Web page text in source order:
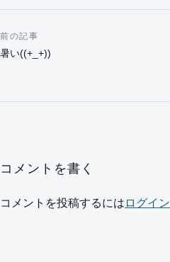
投稿ナビゲーション
前の記事
暑い((+_+))
コメントを書く
コメントを投稿するには ログイン